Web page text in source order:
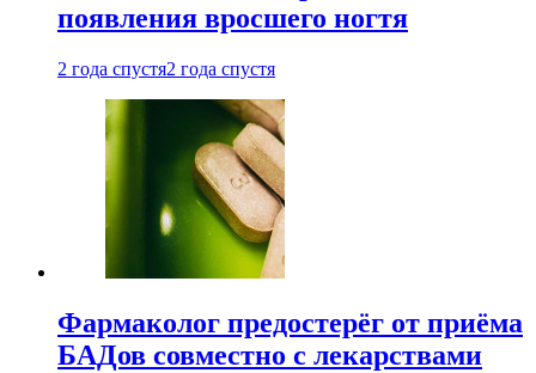
появления вросшего ногтя
2 года спустя2 года спустя
Фармаколог предостерёг от приёма
БАДов совместно с лекарствами